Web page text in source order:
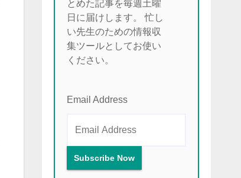
とめた記事を毎週土曜
日に届けします。 忙し
い先生のための情報収
集ツールとしてお使い
ください。
Email Address